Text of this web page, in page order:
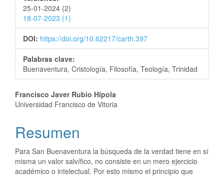
25-01-2024 (2)
18-07-2023 (1)
DOI: https://doi.org/10.62217/carth.397
Palabras clave:
Buenaventura, Cristología, Filosofía, Teología, Trinidad
Francisco Javer Rubio Hípola
Universidad Francisco de Vitoria
Resumen
Para San Buenaventura la búsqueda de la verdad tiene en sí
misma un valor salvífico, no consiste en un mero ejercicio
académico o intelectual. Por esto mismo el principio que